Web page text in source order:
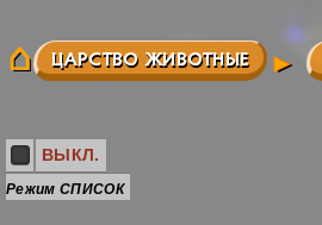
ЦАРСТВО ЖИВОТНЫЕ
ВЫКЛ.
Режим СПИСОК